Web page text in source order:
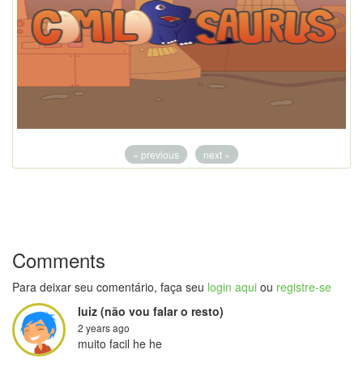
« previous next »
Comments
Para deixar seu comentário, faça seu login aqui ou registre-se
luiz (não vou falar o resto)
2 years ago
muito facil he he